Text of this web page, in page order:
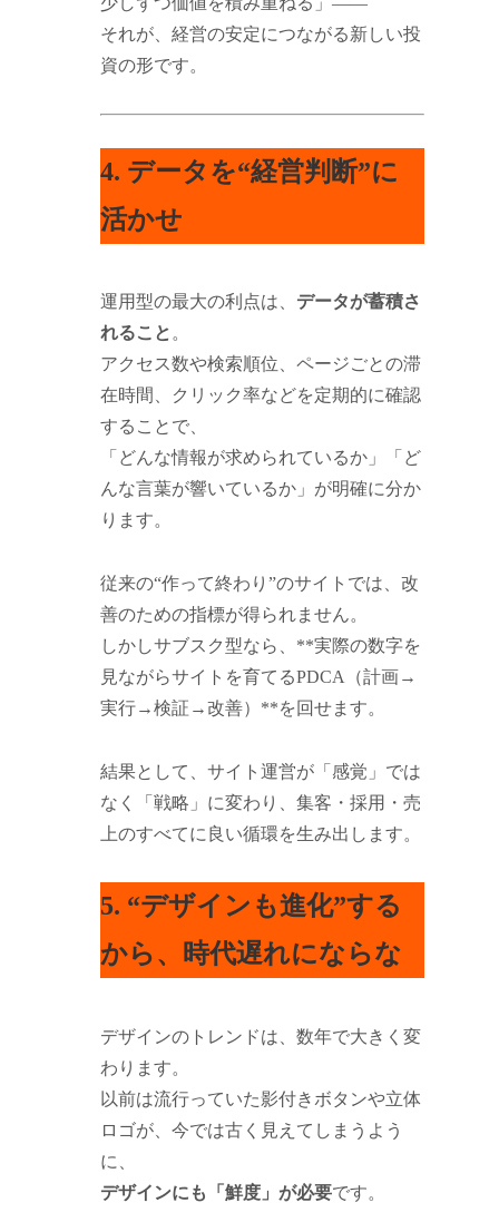
それが、経営の安定につながる新しい投
資の形です。
4. データを“経営判断”に
活かせ
運用型の最大の利点は、 データが蓄積さ
れること。
アクセス数や検索順位、ページごとの滞
在時間、クリック率などを定期的に確認
することで、
「どんな情報が求められているか」「ど
んな言葉が響いているか」が明確に分か
ります。
従来の“作って終わり”のサイトでは、改
善のための指標が得られません。
しかしサブスク型なら、**実際の数字を
見ながらサイトを育てるPDCA（計画→
実行→検証→改善）**を回せます。
結果として、サイト運営が「感覚」では
なく「戦略」に変わり、集客・採用・売
上のすべてに良い循環を生み出します。
5. “デザインも進化”する
から、時代遅れにならな
デザインのトレンドは、数年で大きく変
わります。
以前は流行っていた影付きボタンや立体
ロゴが、今では古く見えてしまうよう
に、
デザインにも「鮮度」が必要です。